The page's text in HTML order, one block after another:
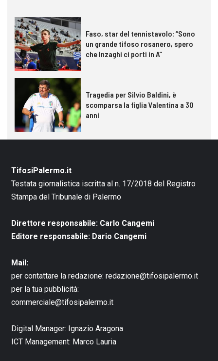
Faso, star del tennistavolo: “Sono
un grande tifoso rosanero, spero
che Inzaghi ci porti in A”
Tragedia per Silvio Baldini, è
scomparsa la figlia Valentina a 30
anni
TifosiPalermo.it
Testata giornalistica iscritta al n. 17/2018 del Registro
Stampa del Tribunale di Palermo
Direttore responsabile: Carlo Cangemi
Editore responsabile: Dario Cangemi
Mail:
per contattare la redazione: redazione@tifosipalermo.it
per la tua pubblicità:
commerciale@tifosipalermo.it
Digital Manager: Ignazio Aragona
ICT Management: Marco Lauria